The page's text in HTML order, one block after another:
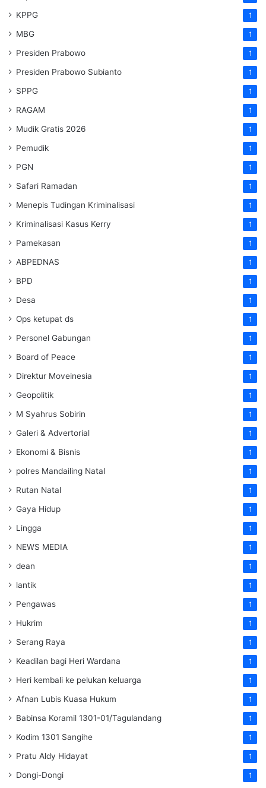
KPPG 1
MBG 1
Presiden Prabowo 1
Presiden Prabowo Subianto 1
SPPG 1
RAGAM 1
Mudik Gratis 2026 1
Pemudik 1
PGN 1
Safari Ramadan 1
Menepis Tudingan Kriminalisasi 1
Kriminalisasi Kasus Kerry 1
Pamekasan 1
ABPEDNAS 1
BPD 1
Desa 1
Ops ketupat ds 1
Personel Gabungan 1
Board of Peace 1
Direktur Moveinesia 1
Geopolitik 1
M Syahrus Sobirin 1
Galeri & Advertorial 1
Ekonomi & Bisnis 1
polres Mandailing Natal 1
Rutan Natal 1
Gaya Hidup 1
Lingga 1
NEWS MEDIA 1
dean 1
lantik 1
Pengawas 1
Hukrim 1
Serang Raya 1
Keadilan bagi Heri Wardana 1
Heri kembali ke pelukan keluarga 1
Afnan Lubis Kuasa Hukum 1
Babinsa Koramil 1301-01/Tagulandang 1
Kodim 1301 Sangihe 1
Pratu Aldy Hidayat 1
Dongi-Dongi 1